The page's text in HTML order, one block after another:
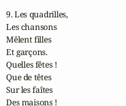
9. Les quadrilles,
Les chansons
Mêlent filles
Et garçons.
Quelles fêtes !
Que de têtes
Sur les faîtes
Des maisons !